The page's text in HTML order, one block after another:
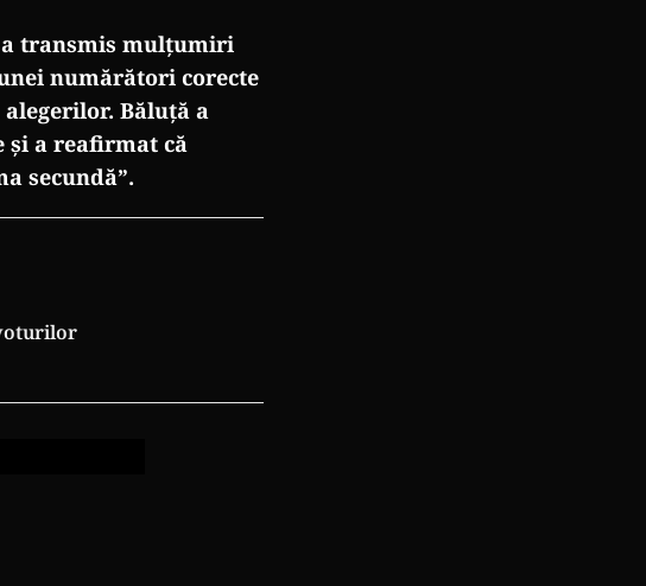
a transmis mulțumiri
numărători corecte
Băluță a
și a reafirmat că
secundă”.